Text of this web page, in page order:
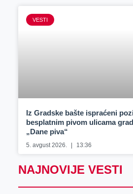
VESTI
Iz Gradske bašte ispraćeni
besplatnim pivom ulicama
„Dane piva“
5. avgust 2026. 13:36
NAJNOVIJE VESTI